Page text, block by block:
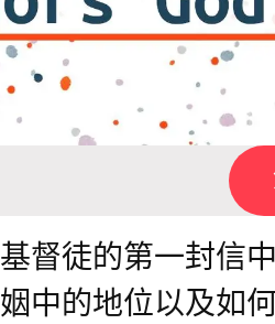
督徒的第一封信
中的地位以及如